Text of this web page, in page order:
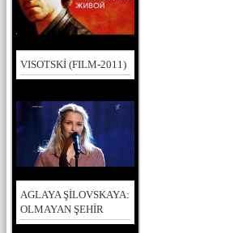
VISOTSKİ (FILM-2011)
AGLAYA ŞİLOVSKAYA:
OLMAYAN ŞEHİR